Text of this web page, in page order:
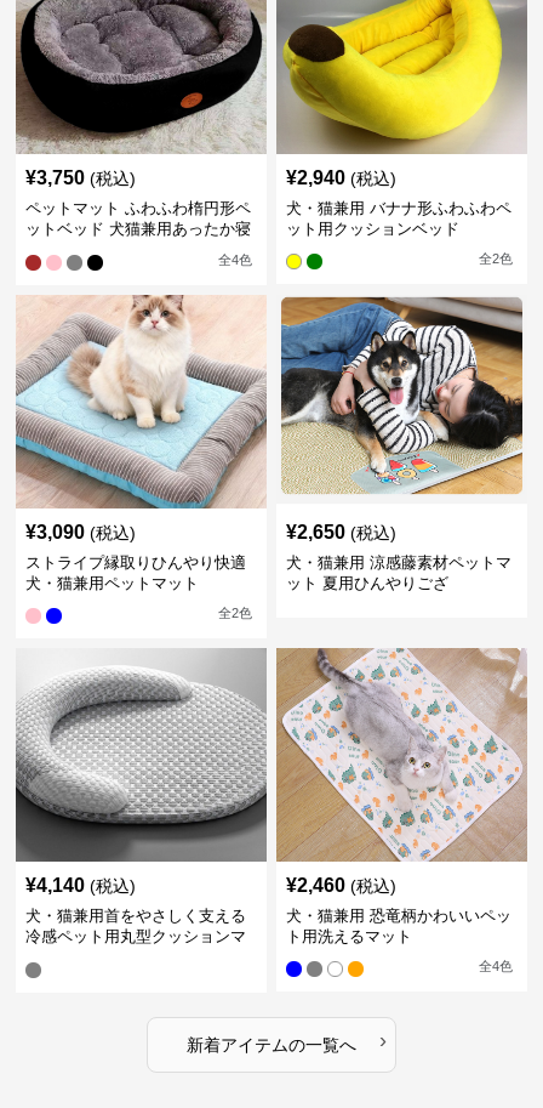
¥3,750 (税込)
ペットマット ふわふわ楕円形ペ
ットベッド 犬猫兼用あったか寝
全4色
¥2,940 (税込)
犬・猫兼用 バナナ形ふわふわペ
ット用クッションベッド
全2色
¥3,090 (税込)
ストライプ縁取りひんやり快適
犬・猫兼用ペットマット
全2色
¥2,650 (税込)
犬・猫兼用 涼感藤素材ペットマ
ット 夏用ひんやりござ
¥4,140 (税込)
犬・猫兼用首をやさしく支える
冷感ペット用丸型クッションマ
¥2,460 (税込)
犬・猫兼用 恐竜柄かわいいペッ
ト用洗えるマット
全4色
新着アイテムの一覧へ ›